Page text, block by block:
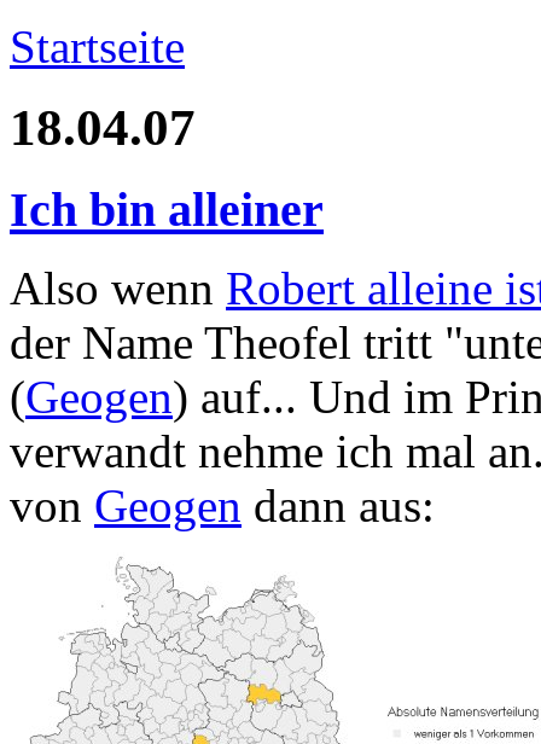
Startseite
18.04.07
Ich bin alleiner
Also wenn Robert alleine
der Name Theofel tritt
(Geogen) auf... Und im
verwandt nehme ich mal
von Geogen dann aus: